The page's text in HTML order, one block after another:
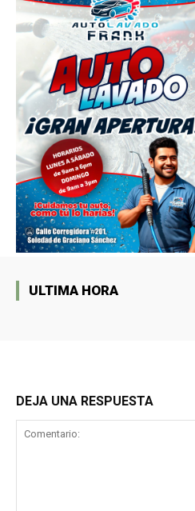
ULTIMA HORA
DEJA UNA RESPUESTA